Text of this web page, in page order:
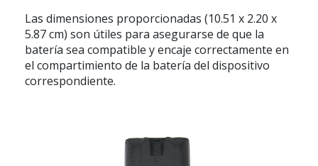
Las dimensiones proporcionadas (10.51 x 2.20 x
5.87 cm) son útiles para asegurarse de que la
batería sea compatible y encaje correctamente en
el compartimiento de la batería del dispositivo
correspondiente.